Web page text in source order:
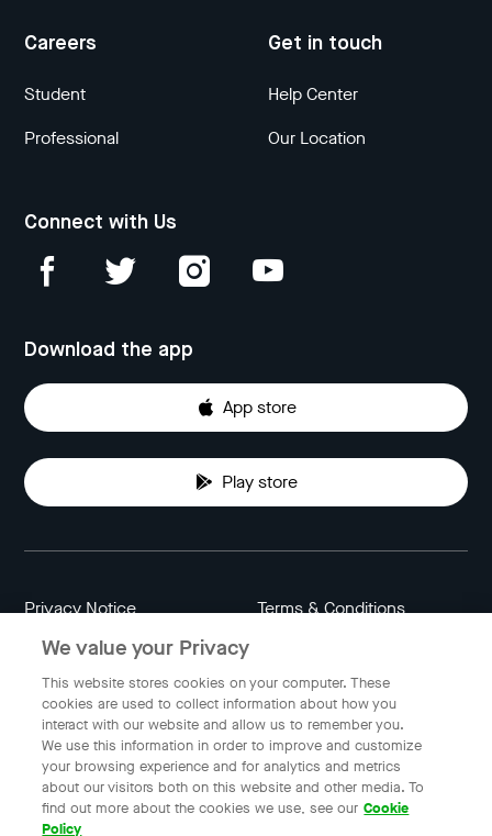
Careers
Student
Professional
Get in touch
Help Center
Our Location
Connect with Us
Download the app
App store
Play store
Privacy Notice Terms & Conditions
Data Attribution
Indonesia
© 2023 Gojek | Gojek is a trademark of PT GoTo Gojek
We value your Privacy
This website stores cookies on your computer. These
cookies are used to collect information about how you
interact with our website and allow us to remember you.
We use this information in order to improve and customize
your browsing experience and for analytics and metrics
about our visitors both on this website and other media. To
find out more about the cookies we use, see our Cookie
Policy